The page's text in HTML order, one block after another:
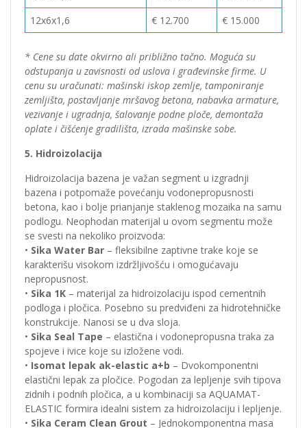
12x6x1,6
€ 12.700 € 15.000
* Cene su date okvirno ali približno tačno. Moguća su
odstupanja u zavisnosti od uslova i građevinske firme. U
cenu su uračunati: mašinski iskop zemlje, tamponiranje
zemljišta, postavljanje mršavog betona, nabavka armature,
vezivanje i ugradnja, šalovanje podne ploče, demontaža
oplate i čišćenje gradilišta, izrada mašinske sobe.
5. Hidroizolacija
Hidroizolacija bazena je važan segment u izgradnji
bazena i potpomaže povećanju vodonepropusnosti
betona, kao i bolje prianjanje staklenog mozaika na samu
podlogu. Neophodan materijal u ovom segmentu može
se svesti na nekoliko proizvoda:
• Sika Water Bar – fleksibilne zaptivne trake koje se
karakterišu visokom izdržljivošću i omogućavaju
nepropusnost.
• Sika 1K – materijal za hidroizolaciju ispod cementnih
podloga i pločica. Posebno su predviđeni za hidrotehničke
konstrukcije. Nanosi se u dva sloja.
• Sika Seal Tape – elastična i vodonepropusna traka za
spojeve i ivice koje su izložene vodi.
• Isomat lepak ak-elastic a+b – Dvokomponentni
elastični lepak za pločice. Pogodan za lepljenje svih tipova
zidnih i podnih pločica, a u kombinaciji sa AQUAMAT-
ELASTIC formira idealni sistem za hidroizolaciju i lepljenje.
• Sika Ceram Clean Grout – Jednokomponentna masa